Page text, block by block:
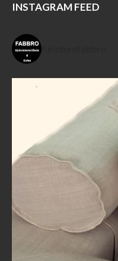
INSTAGRAM FEED